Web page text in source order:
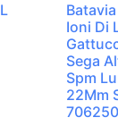
Ioni Di
Sega
Spm
22Mm